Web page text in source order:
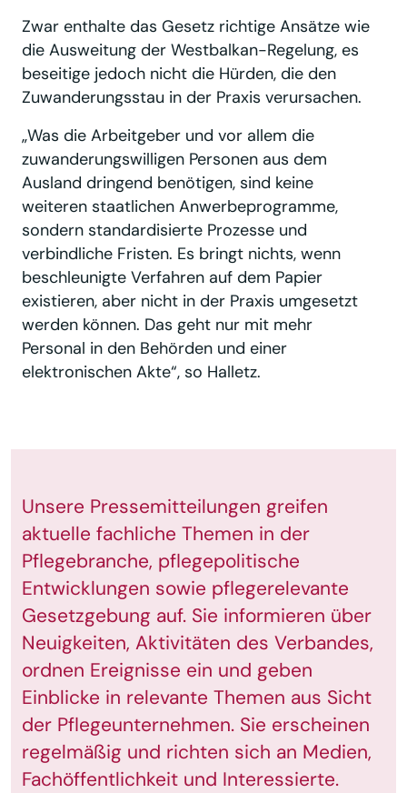
Zwar enthalte das Gesetz richtige Ansätze wie
die Ausweitung der Westbalkan-Regelung, es
beseitige jedoch nicht die Hürden, die den
Zuwanderungsstau in der Praxis verursachen.
„Was die Arbeitgeber und vor allem die
zuwanderungswilligen Personen aus dem
Ausland dringend benötigen, sind keine
weiteren staatlichen Anwerbeprogramme,
sondern standardisierte Prozesse und
verbindliche Fristen. Es bringt nichts, wenn
beschleunigte Verfahren auf dem Papier
existieren, aber nicht in der Praxis umgesetzt
werden können. Das geht nur mit mehr
Personal in den Behörden und einer
elektronischen Akte“, so Halletz.
Unsere Pressemitteilungen greifen
aktuelle fachliche Themen in der
Pflegebranche, pflegepolitische
Entwicklungen sowie pflegerelevante
Gesetzgebung auf. Sie informieren über
Neuigkeiten, Aktivitäten des Verbandes,
ordnen Ereignisse ein und geben
Einblicke in relevante Themen aus Sicht
der Pflegeunternehmen. Sie erscheinen
regelmäßig und richten sich an Medien,
Fachöffentlichkeit und Interessierte.